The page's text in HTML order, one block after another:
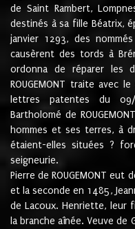
de Saint Rambert,
destinés à sa fille Béatrix,
janvier 1293, des nommés
causèrent des tords à
ordonna de réparer les
ROUGEMONT traite avec
lettres patentes du 09/
Bartholomé de
hommes et ses terres, à
étaient-elles situées ?
seigneurie.
Pierre de ROUGEMONT eut
et la seconde en 1485,
de Lacoux. Henriette, leur
la branche aînée. Veuve de